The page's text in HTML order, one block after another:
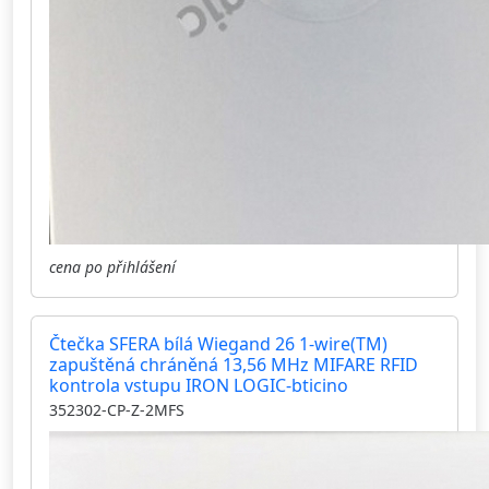
cena po přihlášení
Čtečka SFERA bílá Wiegand 26 1-wire(TM)
zapuštěná chráněná 13,56 MHz MIFARE RFID
kontrola vstupu IRON LOGIC-bticino
352302-CP-Z-2MFS